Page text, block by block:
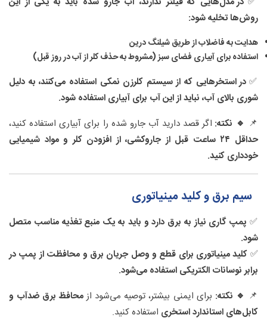
روش‌ها تخلیه شود:
هدایت به فاضلاب از طریق شیلنگ درین
استفاده برای آبیاری فضای سبز (مشروط به حذف کلر از آب در روز قبل)
✅در استخرهایی که از سیستم کلرزن نمکی استفاده می‌کنند، به دلیل
شوری بالای آب، نباید از این آب برای آبیاری استفاده شود.
📌 🔹 نکته: اگر قصد دارید آب جارو شده را برای آبیاری استفاده کنید،
حداقل ۲۴ ساعت قبل از جاروکشی، از افزودن کلر و مواد شیمیایی
خودداری کنید.
سیم برق و کلید مینیاتوری
✅ پمپ گاری نیاز به برق دارد و باید به یک منبع تغذیه مناسب متصل
شود.
✅ کلید مینیاتوری برای قطع و وصل جریان برق و محافظت از پمپ در
برابر نوسانات الکتریکی استفاده می‌شود.
📌 🔹 نکته: برای ایمنی بیشتر، توصیه می‌شود ازمحافظ برق ضدآب و
کابل‌های استاندارد استخری استفاده کنید.